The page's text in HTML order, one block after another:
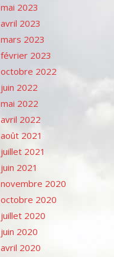
mai 2023
avril 2023
mars 2023
février 2023
octobre 2022
juin 2022
mai 2022
avril 2022
août 2021
juillet 2021
juin 2021
novembre 2020
octobre 2020
juillet 2020
juin 2020
avril 2020